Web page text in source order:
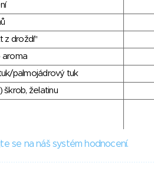
z droždí"
aroma
palmojádrový tuk
škrob, želatinu
se na náš systém hodnocení.